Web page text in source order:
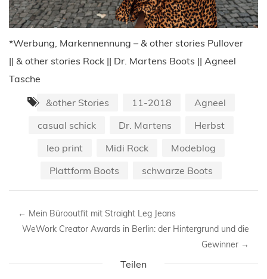
*Werbung, Markennennung – & other stories Pullover
|| & other stories Rock || Dr. Martens Boots || Agneel
Tasche
&other Stories
11-2018
Agneel
casual schick
Dr. Martens
Herbst
leo print
Midi Rock
Modeblog
Plattform Boots
schwarze Boots
← Mein Bürooutfit mit Straight Leg Jeans
WeWork Creator Awards in Berlin: der Hintergrund und die
Gewinner →
Teilen